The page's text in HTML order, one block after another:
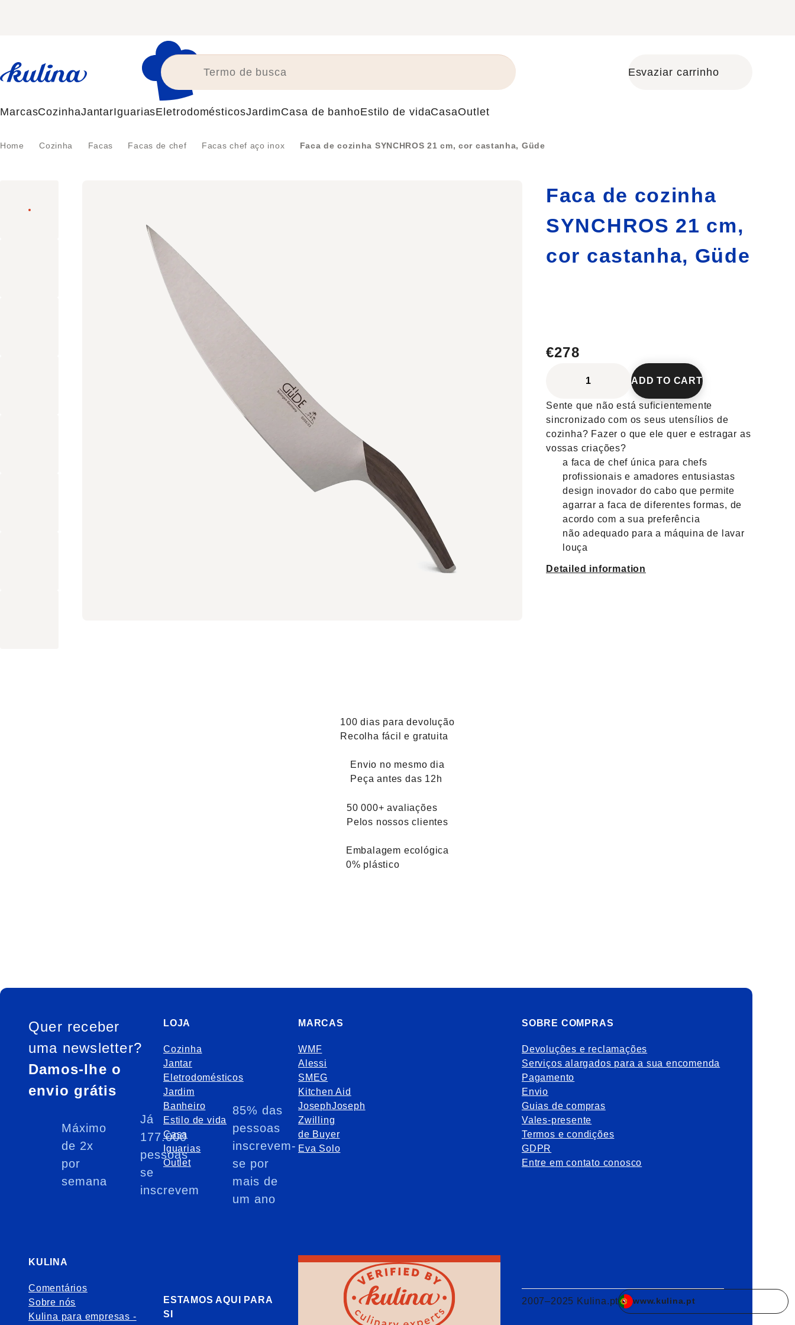
Shopping cart
Esvaziar carrinho
MarcasCozinhaJantarIguariasEletrodomésticosJardimCasa de banhoEstilo de vidaCasaOutlet
Home Cozinha Facas Facas de chef Facas chef aço inox Faca de cozinha SYNCHROS 21 cm, cor castanha, Güde
Faca de cozinha
SYNCHROS 21 cm,
cor castanha, Güde
€278
ADD TO CART
Sente que não está suficientemente
sincronizado com os seus utensílios de
cozinha? Fazer o que ele quer e estragar as
vossas criações?
a faca de chef única para chefs
profissionais e amadores entusiastas
design inovador do cabo que permite
agarrar a faca de diferentes formas, de
acordo com a sua preferência
não adequado para a máquina de lavar
louça
Detailed information
100 dias para devolução
Recolha fácil e gratuita
Envio no mesmo dia
Peça antes das 12h
50 000+ avaliações
Pelos nossos clientes
Embalagem ecológica
0% plástico
FOOTER
Quer receber
uma newsletter?
Damos-lhe o
envio grátis
Máximo
de 2x
por
semana
Já
177.000
pessoas
se
inscrevem
85% das
pessoas
inscrevem-
se por
mais de
um ano
LOJA
Cozinha
Jantar
Eletrodomésticos
Jardim
Banheiro
Estilo de vida
Casa
Iguarias
Outlet
MARCAS
WMF
Alessi
SMEG
Kitchen Aid
JosephJoseph
Zwilling
de Buyer
Eva Solo
SOBRE COMPRAS
Devoluções e reclamações
Serviços alargados para a sua encomenda
Pagamento
Envio
Guias de compras
Vales-presente
Termos e condições
GDPR
Entre em contato conosco
KULINA
Comentários
Sobre nós
Kulina para empresas -
ESTAMOS AQUI PARA
SI
2007–2025 Kulina.pt www.kulina.pt